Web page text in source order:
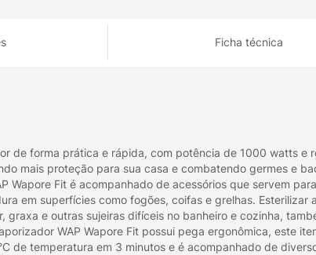
Ficha técnica
de forma prática e rápida, com potência de 1000 watts
mais proteção para sua casa e combatendo germes e
Wapore Fit é acompanhado de acessórios que servem
em superfícies como fogões, coifas e grelhas. Esterilizar
e outras sujeiras difíceis no banheiro e cozinha,
WAP Wapore Fit possui pega ergonômica, este
de temperatura em 3 minutos e é acompanhado de